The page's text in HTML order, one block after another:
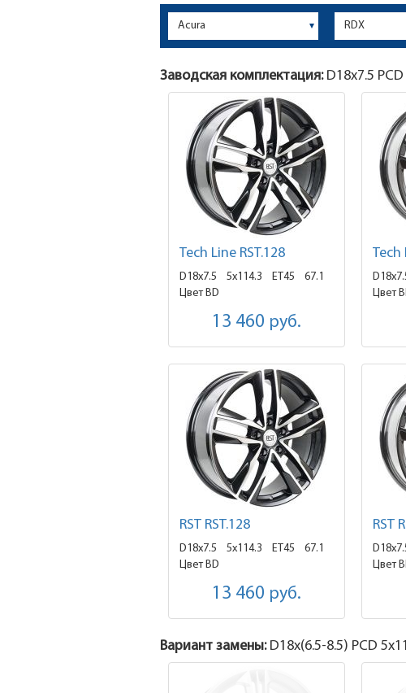
Заводская комплектация: D18x7.5
Tech Line RST.128
D18x7.5 5x114.3 ET45
67.1
Цвет BD
13 460 руб.
Tech
Цвет
RST RST.128
D18x7.5 5x114.3 ET45
67.1
Цвет BD
13 460 руб.
RST
Цвет
Вариант замены: D18x(6.5-8.5) PCD